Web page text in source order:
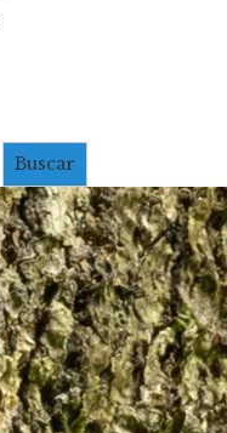
Buscar